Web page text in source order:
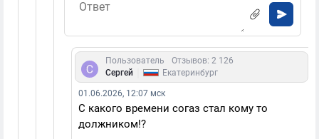
Пользователь
Отзывов: 2 126
Сергей
Екатеринбург
01.06.2026, 12:07 мск
С какого времени согаз стал кому то
должником!?